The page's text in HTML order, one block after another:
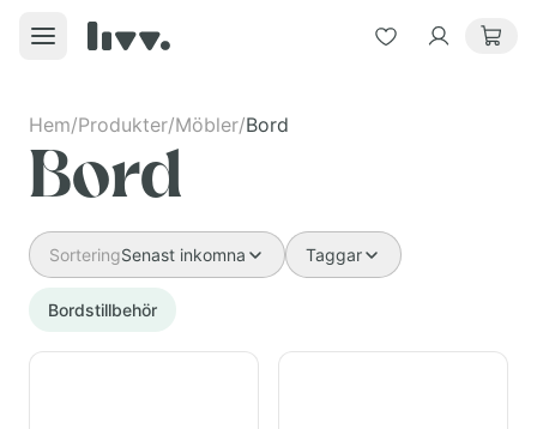
Hem/Produkter/Möbler/Bord
Bord
SorteringSenast inkomna Taggar
Bordstillbehör